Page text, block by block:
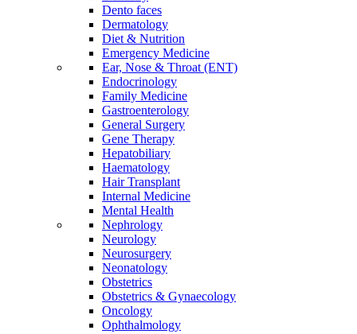
Dento faces
Dermatology
Diet & Nutrition
Emergency Medicine
Ear, Nose & Throat (ENT)
Endocrinology
Family Medicine
Gastroenterology
General Surgery
Gene Therapy
Hepatobiliary
Haematology
Hair Transplant
Internal Medicine
Mental Health
Nephrology
Neurology
Neurosurgery
Neonatology
Obstetrics
Obstetrics & Gynaecology
Oncology
Ophthalmology